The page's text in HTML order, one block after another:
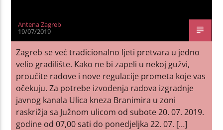
Antena Zagreb
19/07/2019
Zagreb se već tradicionalno ljeti pretvara u jedno
velio gradilište. Kako ne bi zapeli u nekoj gužvi,
proučite radove i nove regulacije prometa koje vas
očekuju. Za potrebe izvođenja radova izgradnje
javnog kanala Ulica kneza Branimira u zoni
raskrižja sa Južnom ulicom od subote 20. 07. 2019.
godine od 07,00 sati do ponedjeljka 22. 07. […]